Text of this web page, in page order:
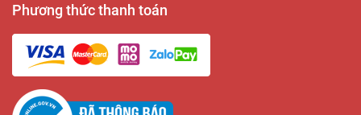
Phương thức thanh toán